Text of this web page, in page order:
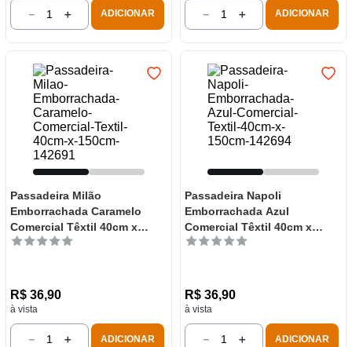
＋
－ ADICIONAR ＋
－ ADICIONAR
Passadeira Milão
Emborrachada Caramelo
Comercial Têxtil 40cm x
150cm
R$ 36,90
à vista
＋
－ ADICIONAR
Passadeira Napoli
Emborrachada Azul
Comercial Têxtil 40cm x
150cm
R$ 36,90
à vista
＋
－ ADICIONAR